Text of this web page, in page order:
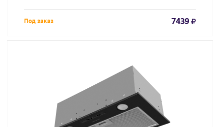
Под заказ 7439